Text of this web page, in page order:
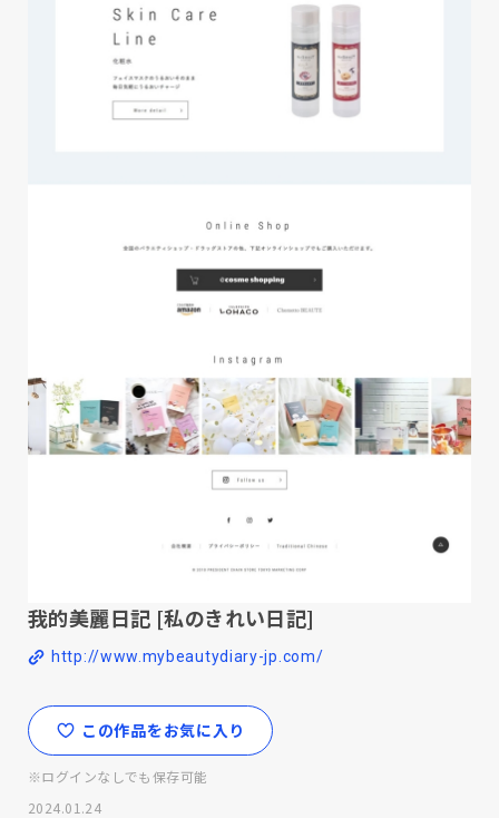
我的美麗日記 [私のきれい日記]
http://www.mybeautydiary-jp.com/
この作品をお気に入り
※ログインなしでも保存可能
2024.01.24